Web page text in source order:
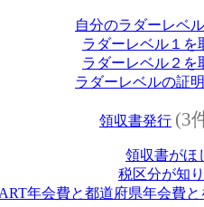
自分のラダーレベ
ラダーレベル１を
ラダーレベル２を
ラダーレベルの証
領収書発行 (3
領収書がほ
税区分が知
年会費と都道府県年会費